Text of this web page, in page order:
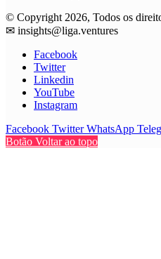
© Copyright 2026, Todos os
✉ insights@liga.ventures
Facebook
Twitter
Linkedin
YouTube
Instagram
Facebook Twitter WhatsApp
Botão Voltar ao topo